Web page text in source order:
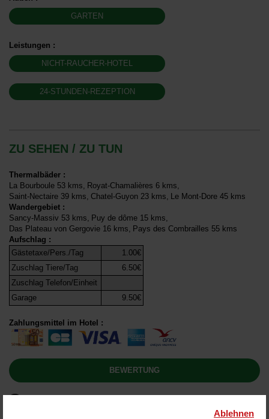
Ablehnen
GARTEN
Leistungen :
NICHT-RAUCHER-HOTEL
24-STUNDEN-REZEPTION
ZU SEHEN / ZU TUN
Thermalbäder :
La Bourboule 53 kms Royat-Chamalières 6 kms
Saint-Nectaire 39 kms Chatel-Guyon 23 kms Le Mont-Dore 45 kms
Wandergebiet :
Sancy-Massiv 53 kms Puy de dôme 15 kms
Das Plateau von Gergovie 16 kms Pays des Combrailles 55 kms
Aufschlag :
Gästetaxe/Pers./Tag
1.00€
Zuschlag Tiere/Tag
6.50€
Zuschlag Telefon/Einheit
Garage
9.50€
Zahlungsmittel im Hotel :
BEWERTUNG